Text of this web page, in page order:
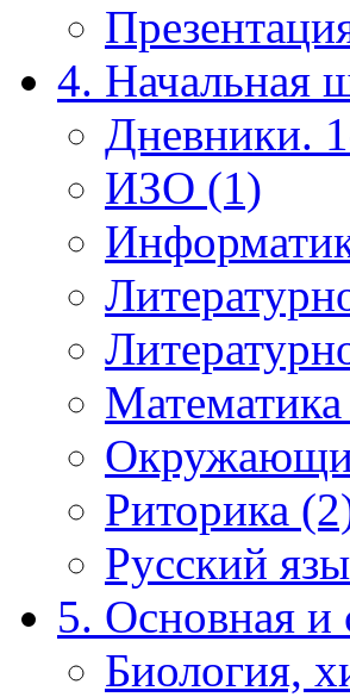
4. Начальная
Дневники.
ИЗО (1)
Риторика
Русский
5. Основная и
Биология,